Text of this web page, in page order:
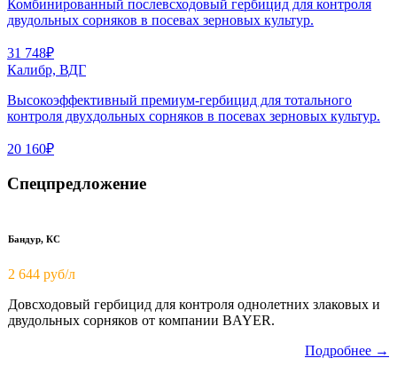
Комбинированный послевсходовый гербицид для контроля
двудольных сорняков в посевах зерновых культур.
31 748₽
Калибр, ВДГ
Высокоэффективный премиум-гербицид для тотального
контроля двухдольных сорняков в посевах зерновых культур.
20 160₽
Спецпредложение
Бандур, КС
2 644 руб/л
Довсходовый гербицид для контроля однолетних злаковых и
двудольных сорняков от компании BAYER.
Подробнее →